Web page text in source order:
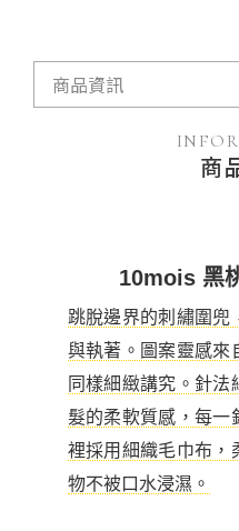
商
10mois 黑
跳脫邊界的刺繡圍兜
與執著。圖案靈感來
同樣細緻講究。針
髮的柔軟質感，每一
裡採用細織毛巾布，
物不被口水浸濕。